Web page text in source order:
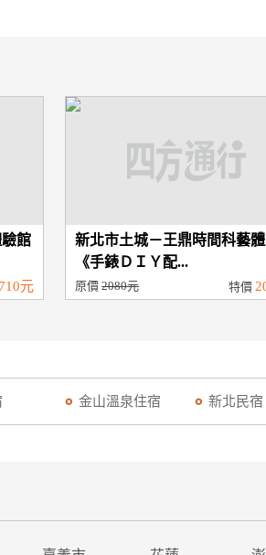
館
元
新北市土城－王鼎時間科藝
《手錶ＤＩＹ配...
原價2080元 特價
金山溫泉住宿 新北民宿